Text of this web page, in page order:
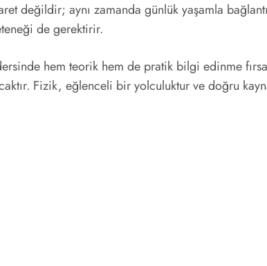
değildir; aynı zamanda günlük yaşamla
de gerektirir.
hem teorik hem de pratik bilgi edinme
Fizik, eğlenceli bir yolculuktur ve doğru